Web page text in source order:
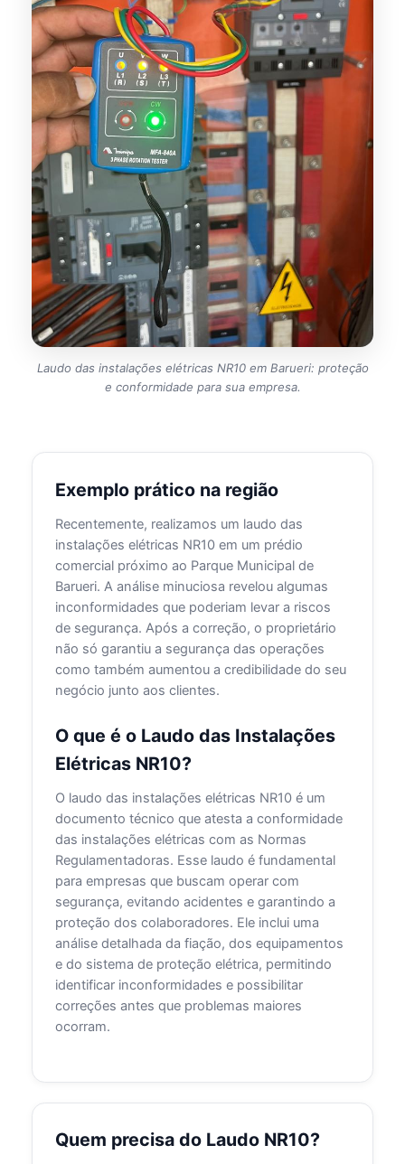
Laudo das instalações elétricas NR10 em Barueri: proteção
e conformidade para sua empresa.
Exemplo prático na região
Recentemente, realizamos um laudo das
instalações elétricas NR10 em um prédio
comercial próximo ao Parque Municipal de
Barueri. A análise minuciosa revelou algumas
inconformidades que poderiam levar a riscos
de segurança. Após a correção, o proprietário
não só garantiu a segurança das operações
como também aumentou a credibilidade do seu
negócio junto aos clientes.
O que é o Laudo das Instalações
Elétricas NR10?
O laudo das instalações elétricas NR10 é um
documento técnico que atesta a conformidade
das instalações elétricas com as Normas
Regulamentadoras. Esse laudo é fundamental
para empresas que buscam operar com
segurança, evitando acidentes e garantindo a
proteção dos colaboradores. Ele inclui uma
análise detalhada da fiação, dos equipamentos
e do sistema de proteção elétrica, permitindo
identificar inconformidades e possibilitar
correções antes que problemas maiores
ocorram.
Quem precisa do Laudo NR10?